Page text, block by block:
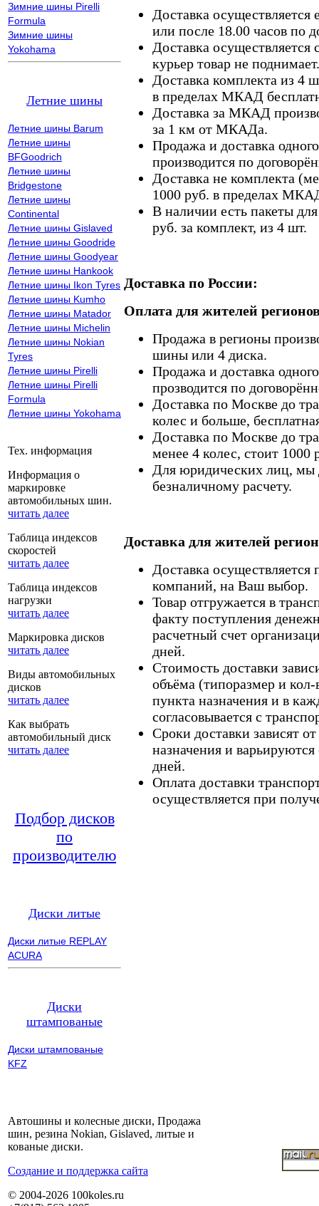
Зимние шины Pirelli
Formula
Зимние шины
Yokohama
Летние шины
Летние шины Barum
Летние шины
BFGoodrich
Летние шины
Bridgestone
Летние шины
Continental
Летние шины Gislaved
Летние шины Goodride
Летние шины Goodyear
Летние шины Hankook
Летние шины Ikon Tyres
Летние шины Kumho
Летние шины Matador
Летние шины Michelin
Летние шины Nokian
Tyres
Летние шины Pirelli
Летние шины Pirelli
Formula
Летние шины Yokohama
Тех. информация
Информация о
маркировке
автомобильных шин.
читать далее
Таблица индексов
скоростей
читать далее
Таблица индексов
нагрузки
читать далее
Маркировка дисков
читать далее
Виды автомобильных
дисков
читать далее
Как выбрать
автомобильный диск
читать далее
Подбор дисков
по
производителю
Диски литые
Диски литые REPLAY
ACURA
Диски
штампованые
Диски штампованые
KFZ
Доставка осуществляется
или после 18.00 часов по
Доставка осуществляется
курьер товар не поднимает.
Доставка комплекта из 4
в пределах МКАД
Доставка за МКАД
за 1 км от МКАДа.
Продажа и доставка
производится по
Доставка не комплекта
1000 руб. в пределах
В наличии есть пакеты
руб. за комплект, из 4 шт.
Доставка по России:
Оплата для жителей
Продажа в регионы
шины или 4 диска.
Продажа и доставка
прозводится по
Доставка по Москве до
колес и больше,
Доставка по Москве до
менее 4 колес, стоит 1000
Для юридических лиц, мы
безналичному расчету.
Доставка для жителей
Доставка
компаний, на Ваш выбор.
Товар отгружается в
факту поступления
расчетный счет
дней.
Стоимость доставки
объёма (типоразмер и кол-
пункта назначения и в
согласовывается с
Сроки доставки зависят
назначения и
дней.
Оплата доставки
осуществляется при
Автошины и колесные диски, Продажа
шин, резина Nokian, Gislaved, литые и
кованые диски.
Cоздание и поддержка сайта
© 2004-2026 100koles.ru